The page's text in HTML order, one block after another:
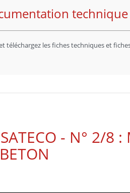
technique
téléchargez les fiches techniques et
- N° 2/8 :